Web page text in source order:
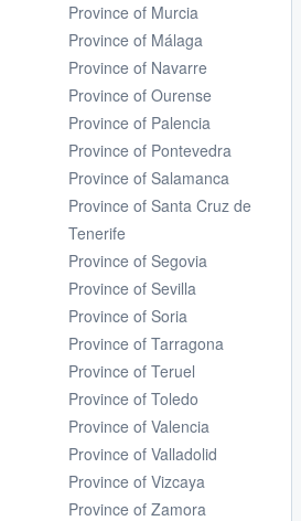
Province of Murcia
Province of Málaga
Province of Navarre
Province of Ourense
Province of Palencia
Province of Pontevedra
Province of Salamanca
Province of Santa Cruz de
Tenerife
Province of Segovia
Province of Sevilla
Province of Soria
Province of Tarragona
Province of Teruel
Province of Toledo
Province of Valencia
Province of Valladolid
Province of Vizcaya
Province of Zamora